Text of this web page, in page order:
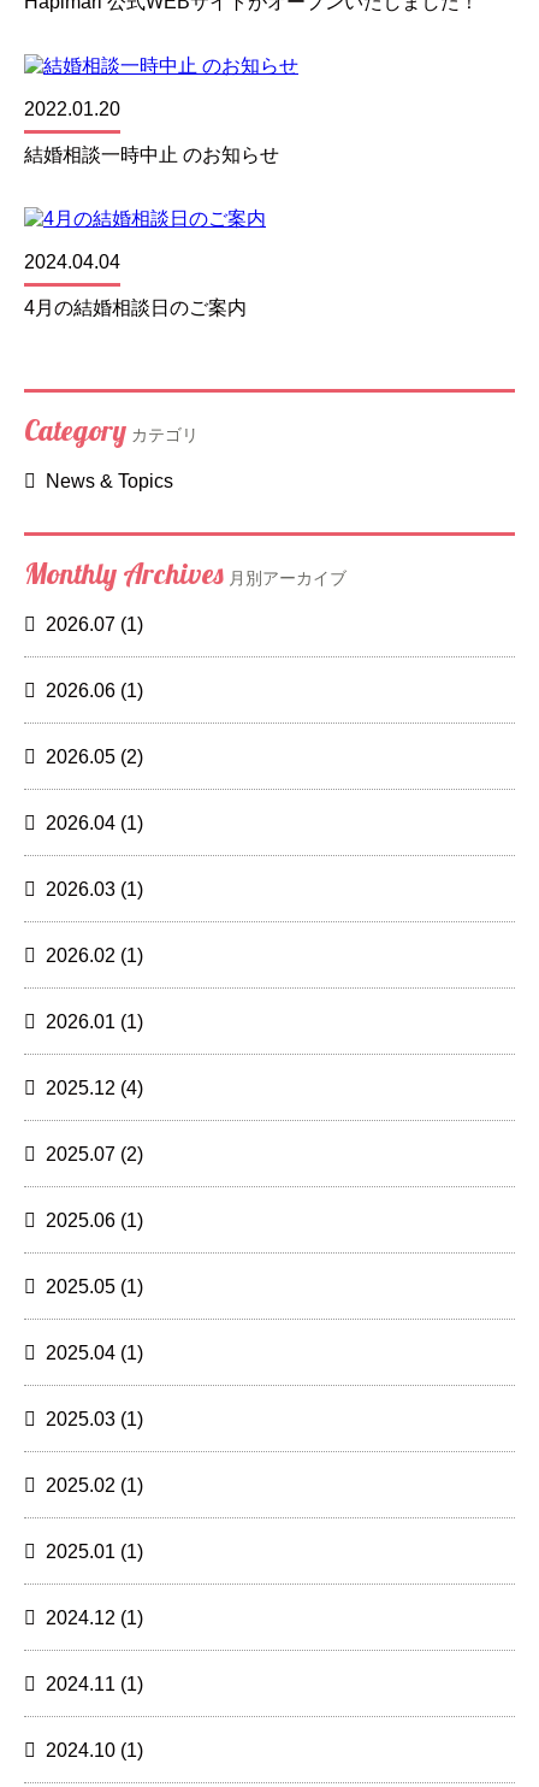
2022.01.20
結婚相談一時中止 のお知らせ
2024.04.04
4月の結婚相談日のご案内
Category カテゴリ
News & Topics
Monthly Archives 月別アーカイブ
2026.07 (1)
2026.06 (1)
2026.05 (2)
2026.04 (1)
2026.03 (1)
2026.02 (1)
2026.01 (1)
2025.12 (4)
2025.07 (2)
2025.06 (1)
2025.05 (1)
2025.04 (1)
2025.03 (1)
2025.02 (1)
2025.01 (1)
2024.12 (1)
2024.11 (1)
2024.10 (1)